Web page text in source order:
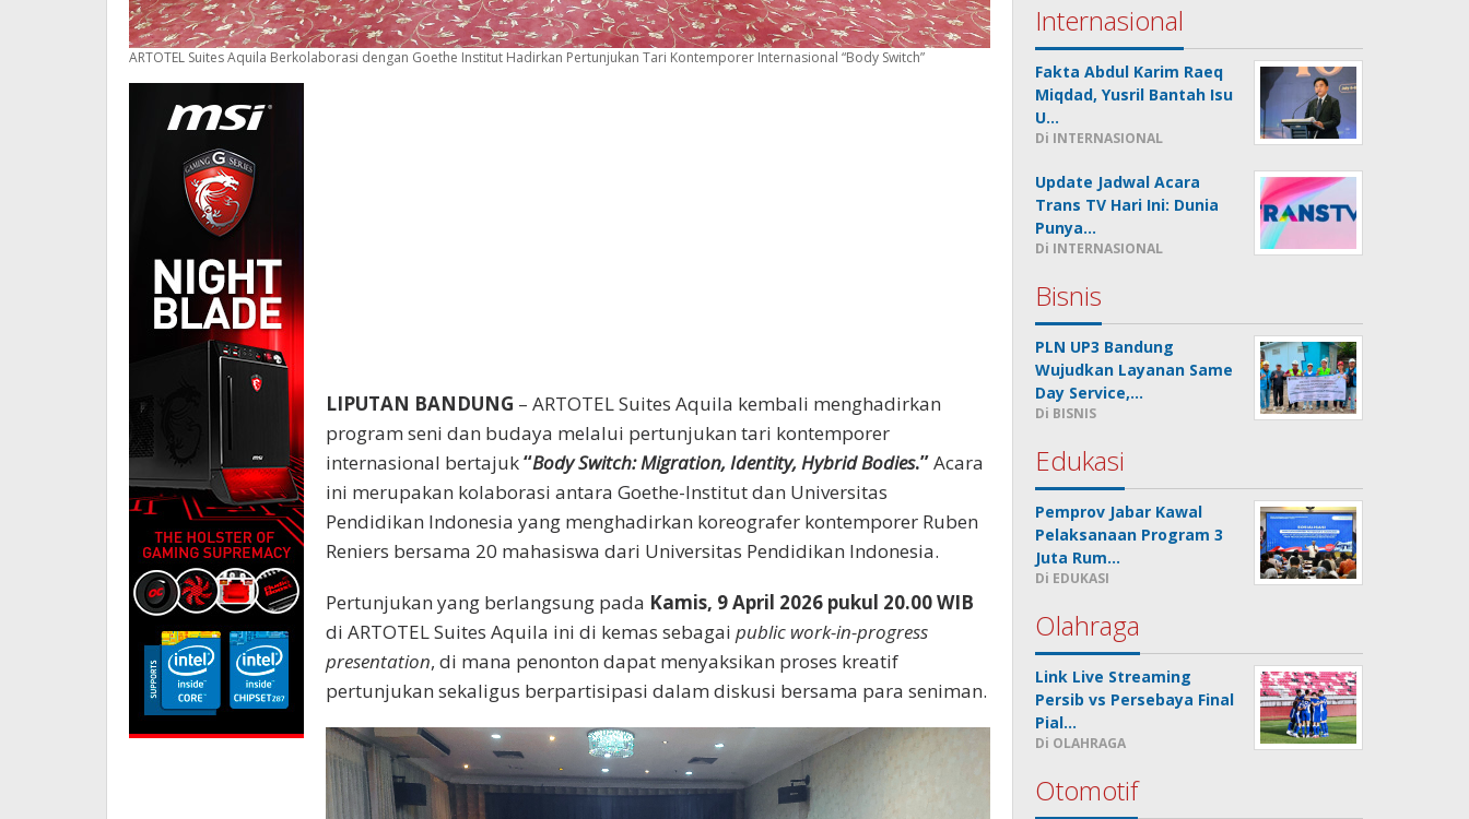
ARTOTEL Suites Aquila Berkolaborasi dengan Goethe Institut Hadirkan Pertunjukan Tari Kontemporer Internasional “Body Switch”
LIPUTAN BANDUNG – ARTOTEL Suites Aquila kembali menghadirkan
program seni dan budaya melalui pertunjukan tari kontemporer
internasional bertajuk“Body Switch: Migration, Identity, Hybrid Bodies.”Acara
ini merupakan kolaborasi antara Goethe-Institut dan Universitas
Pendidikan Indonesia yang menghadirkan koreografer kontemporer Ruben
Reniers bersama 20 mahasiswa dari Universitas Pendidikan Indonesia.
Pertunjukan yang berlangsung pada Kamis, 9 April 2026 pukul 20.00 WIB
di ARTOTEL Suites Aquila ini di kemas sebagaipublic work-in-progress
presentation, di mana penonton dapat menyaksikan proses kreatif
pertunjukan sekaligus berpartisipasi dalam diskusi bersama para seniman.
Internasional
Fakta Abdul Karim Raeq
Miqdad, Yusril Bantah Isu
U…
Di INTERNASIONAL
Update Jadwal Acara
Trans TV Hari Ini: Dunia
Punya…
Di INTERNASIONAL
Bisnis
PLN UP3 Bandung
Wujudkan Layanan Same
Day Service,…
Di BISNIS
Edukasi
Pemprov Jabar Kawal
Pelaksanaan Program 3
Juta Rum…
Di EDUKASI
Olahraga
Link Live Streaming
Persib vs Persebaya Final
Pial…
Di OLAHRAGA
Otomotif